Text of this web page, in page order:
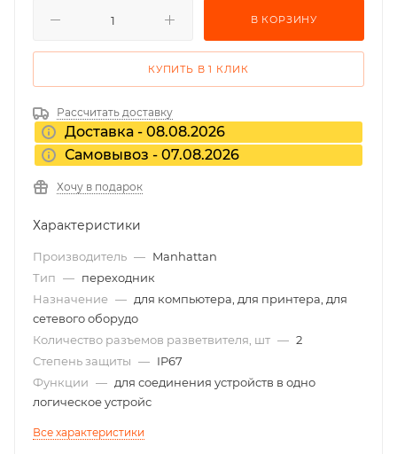
В КОРЗИНУ
КУПИТЬ В 1 КЛИК
Рассчитать доставку
Доставка - 08.08.2026
Самовывоз - 07.08.2026
Хочу в подарок
Характеристики
Производитель — Manhattan
Тип — переходник
Назначение — для компьютера, для принтера, для
сетевого оборудо
Количество разъемов разветвителя, шт — 2
Степень защиты — IP67
Функции — для соединения устройств в одно
логическое устройс
Все характеристики